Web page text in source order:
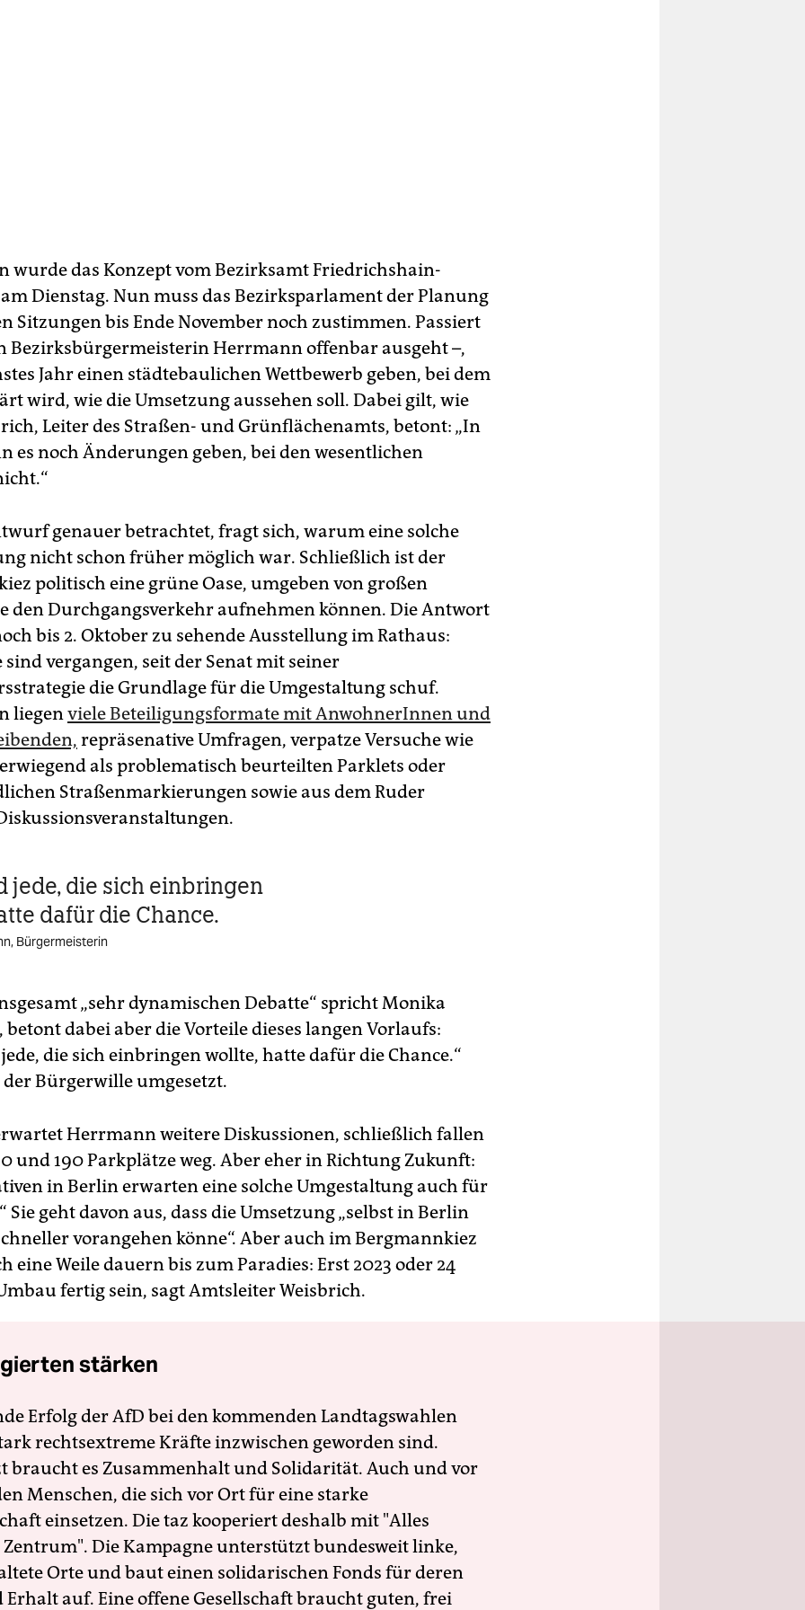
wurde das Konzept vom Bezirksamt Friedrichshain-
Dienstag. Nun muss das Bezirksparlament der Planung
Sitzungen bis Ende November noch zustimmen. Passiert
Bezirksbürgermeisterin Herrmann offenbar ausgeht –,
Jahr einen städtebaulichen Wettbewerb geben, bei dem
wird, wie die Umsetzung aussehen soll. Dabei gilt, wie
Leiter des Straßen- und Grünflächenamts, betont: „In
es noch Änderungen geben, bei den wesentlichen
genauer betrachtet, fragt sich, warum eine solche
nicht schon früher möglich war. Schließlich ist der
politisch eine grüne Oase, umgeben von großen
den Durchgangsverkehr aufnehmen können. Die Antwort
bis 2. Oktober zu sehende Ausstellung im Rathaus:
sind vergangen, seit der Senat mit seiner
die Grundlage für die Umgestaltung schuf.
liegenviele Beteiligungsformate mit AnwohnerInnen und
repräsenative Umfragen, verpatze Versuche wie
als problematisch beurteilten Parklets oder
Straßenmarkierungen sowie aus dem Ruder
jede, die sich einbringen
dafür die Chance.
Bürgermeisterin
„sehr dynamischen Debatte“ spricht Monika
dabei aber die Vorteile dieses langen Vorlaufs:
die sich einbringen wollte, hatte dafür die Chance.“
Bürgerwille umgesetzt.
Herrmann weitere Diskussionen, schließlich fallen
und 190 Parkplätze weg. Aber eher in Richtung Zukunft:
in Berlin erwarten eine solche Umgestaltung auch für
Sie geht davon aus, dass die Umsetzung „selbst in Berlin
vorangehen könne“. Aber auch im Bergmannkiez
eine Weile dauern bis zum Paradies: Erst 2023 oder 24
fertig sein, sagt Amtsleiter Weisbrich.
stärken
Erfolg der AfD bei den kommenden Landtagswahlen
rechtsextreme Kräfte inzwischen geworden sind.
braucht es Zusammenhalt und Solidarität. Auch und vor
Menschen, die sich vor Ort für eine starke
einsetzen. Die taz kooperiert deshalb mit "Alles
Die Kampagne unterstützt bundesweit linke,
Orte und baut einen solidarischen Fonds für deren
Erhalt auf. Eine offene Gesellschaft braucht guten, frei